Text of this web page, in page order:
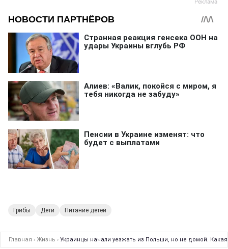
Грибы Дети Питание детей
Главная › Жизнь › Украинцы начали уезжать из Польши, но не домой.